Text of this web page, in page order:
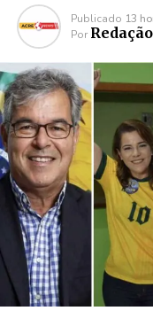
Publicado 13
Por